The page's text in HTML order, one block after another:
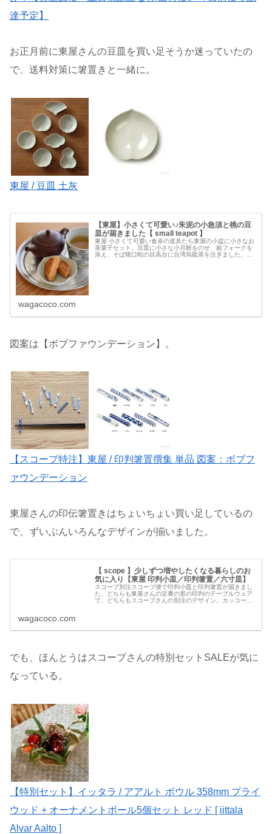
達予定】
お正月前に東屋さんの豆皿を買い足そうか迷っていたの
で、送料対策に箸置きと一緒に。
東屋 / 豆皿 土灰
【東屋】小さくて可愛い♪朱泥の小急須と桃の豆
皿が届きました【 small teapot 】
東屋 小さくて可愛い食卓の道具たち東屋の小盆に小さなお
茶菓子セット。豆皿に小さな小月餅をのせ、姫フォークを
添え、そば猪口蛇の目高台に台湾烏龍茶を注ぎました。真
wagacoco.com
図案は【ボブファウンデーション】。
【スコープ特注】東屋 / 印判箸置撰集 単品 図案：ボブフ
ァウンデーション
東屋さんの印伝箸置きはちょいちょい買い足しているの
で、ずいぶんいろんなデザインが揃いました。
【 scope 】少しずつ増やしたくなる暮らしのお
気に入り【東屋 印判小皿／印判箸置／六寸皿】
スコープ別注スコープ便で印判小皿と印判箸置が届きまし
た。どちらも東屋さんの定番の形の印判のテーブルウェア
で、どちらもスコープさんの別注のデザイン。カッコー小
wagacoco.com
でも、ほんとうはスコープさんの特別セットSALEが気に
なっている。
【特別セット】イッタラ / アアルト ボウル 358mm プライ
ウッド + オーナメントボール5個セット レッド [ iittala
Alvar Aalto ]